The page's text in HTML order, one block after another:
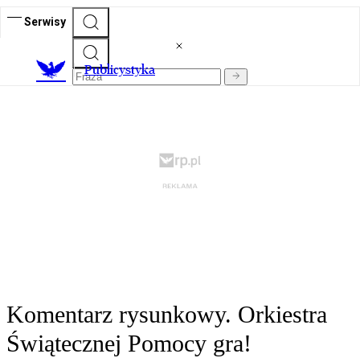
Serwisy
Publicystyka
Komentarz rysunkowy. Orkiestra
Świątecznej Pomocy gra!